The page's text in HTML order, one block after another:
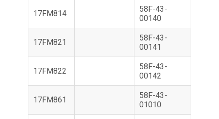
17FM814
58F-43-
00140
17FM821
58F-43-
00141
17FM822
58F-43-
00142
17FM861
58F-43-
01010